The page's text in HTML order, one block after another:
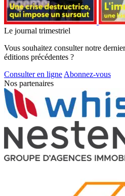
Le journal trimestriel
Vous souhaitez consulter notre
éditions précédentes ?
Consulter en ligne Abonnez-vous
Nos partenaires